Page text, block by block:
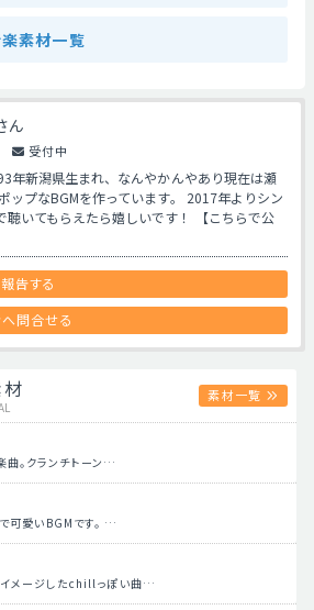
楽素材一覧
ん
受付中
年新潟県生まれ、なんやかんやあり現在は瀬
ップなBGMを作っています。 2017年よりシン
聴いてもらえたら嬉しいです！ 【こちらで公
告する
問合せる
素材一覧
。クランチトーン…
可愛いBGMです。 …
メージしたchillっぽい曲…